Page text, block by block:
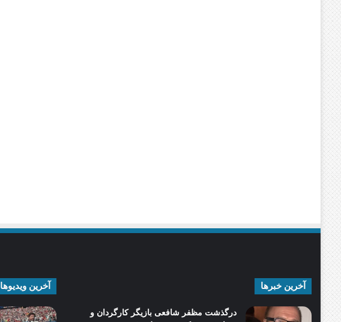
آخرین خبرها
درگذشت مظفر شافعی بازیگر کارگردان و
آخرین ویدیوها